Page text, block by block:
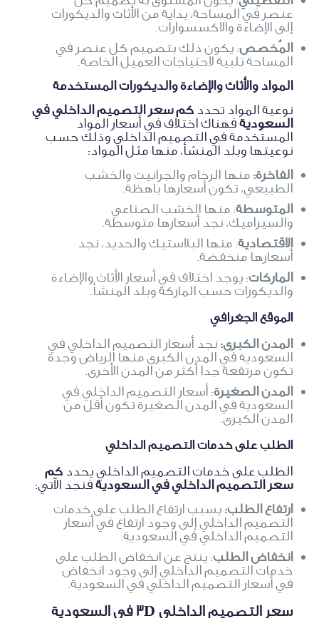
عنصر في المساحة، بداية من الأثاث والديكورات
إلى الإضاءة والاكسسوارات.
المُخصص: يكون ذلك بتصميم كل عنصر في
المساحة تلبية لاحتياجات العميل الخاصة.
المواد والأثاث والإضاءة والديكورات المستخدمة
نوعية المواد تحدد كم سعر التصميم الداخلي في
السعوديةفهناك اختلاف في أسعار المواد
المستخدمة في التصميم الداخلي وذلك حسب
نوعيتها وبلد المنشأ، منها مثل المواد:
الفاخرة: منها الرخام والجرانيت والخشب
الطبيعي، تكون أسعارها باهظة.
المتوسطة: منها الخشب الصناعي
والسيراميك، نجد أسعارها متوسطة.
الاقتصادية: منها البلاستيك والحديد، نجد
أسعارها منخفضة.
الماركات: يوجد اختلاف في أسعار الأثاث والإضاءة
والديكورات حسب الماركة وبلد المنشأ.
الموقع الجغرافي
المدن الكبرى: نجد أسعار التصميم الداخلي في
السعودية في المدن الكبرى منها الرياض وجدة
تكون مرتفعة جدا أكثر من المدن الأخرى.
المدن الصغيرة: أسعار التصميم الداخلي في
السعودية في المدن الصغيرة تكون أقل من
المدن الكبرى.
الطلب على خدمات التصميم الداخلي
الطلب على خدمات التصميم الداخلي يحدد كم
سعر التصميم الداخلي في السعوديةفنجد الآتي:
ارتفاع الطلب: يسبب ارتفاع الطلب على خدمات
التصميم الداخلي إلى وجود ارتفاع في أسعار
التصميم الداخلي في السعودية.
انخفاض الطلب: ينتج عن انخفاض الطلب على
خدمات التصميم الداخلي إلى وجود انخفاض
في أسعار التصميم الداخلي في السعودية.
سعر التصميم الداخلي 3D في السعودية